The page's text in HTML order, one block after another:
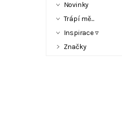
Novinky
Trápí mě...
Inspirace ▿
Značky